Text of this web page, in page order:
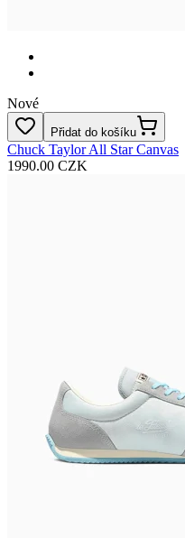
Nové
Přidat do košíku
Chuck Taylor All Star Canvas
1990.00 CZK